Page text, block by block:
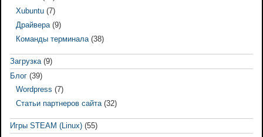
Xubuntu (7)
Драйвера(9)
Команды терминала(38)
Загрузка(9)
Блог (39)
Wordpress (7)
Статьи партнеров сайта(32)
Игры STEAM (Linux) (55)